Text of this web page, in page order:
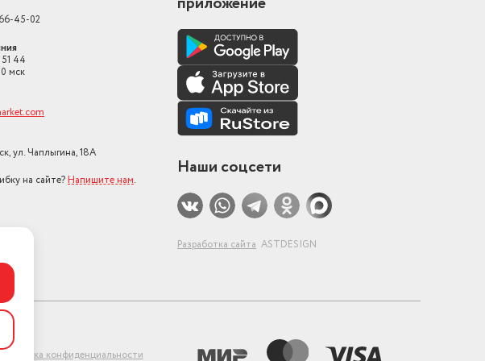
отдельно стоящая
дисплей
0.89
Отсрочка запуска
нет
45-02
44
мск
ул. Чаплыгина, 18А
на сайте? Напишите нам.
Наши соцсети
Разработка сайта ASTDESIGN
Политика конфиденциальности